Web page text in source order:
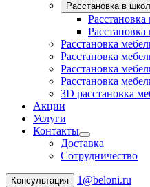
Расстановка в
Расстановка
Расстановка
Расстановка
Расстановка
3D расстановка
Акции
Услуги
Контакты
Доставка
Сотрудничество
Консультация 1@beloni.ru